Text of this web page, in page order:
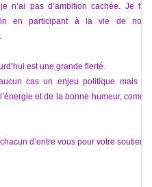
n’ai pas d’ambition cachée. Je fais
en participant à la vie de notre
est une grande fierté.
cas un enjeu politique mais un
et de la bonne humeur, comme
d’entre vous pour votre soutien.